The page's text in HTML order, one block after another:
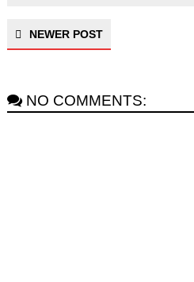
NEWER POST
NO COMMENTS: